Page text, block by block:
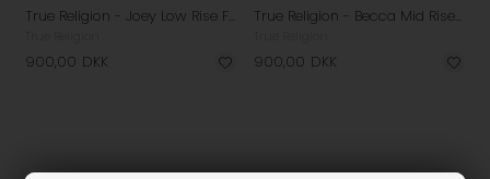
True Religion - Joey Low Rise Flare Jeans - Peak Spot
900,00 DKK
True Religion - Becca Mid Rise Bootcut Flap Jeans - Muddy Waters
900,00 DKK